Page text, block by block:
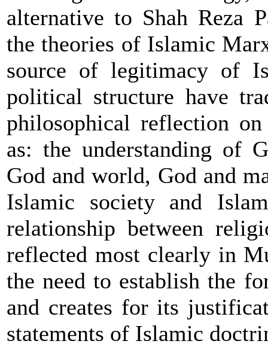
alternative to Shah Reza
the theories of Islamic
source of legitimacy of
political structure have
philosophical reflection
as: the understanding of
God and world, God and
Islamic society and
relationship between
reflected most clearly in
the need to establish the
and creates for its
statements of Islamic